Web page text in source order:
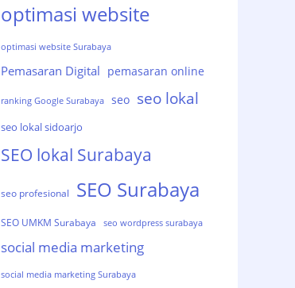
optimasi website
optimasi website Surabaya
Pemasaran Digital pemasaran online
ranking Google Surabaya seo seo lokal
seo lokal sidoarjo
SEO lokal Surabaya
seo profesional SEO Surabaya
SEO UMKM Surabaya seo wordpress surabaya
social media marketing
social media marketing Surabaya